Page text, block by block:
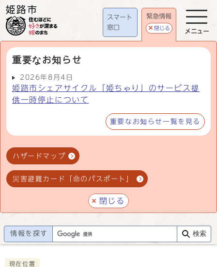
スマート
窓口
緊急情報
閉じる
重要なお知らせ
2026年8月4日
姫路市シェアサイクル「姫ちゃり」のサービス提
供一時停止について
重要なお知らせ一覧を見る
ハザードマップ
災害避難カード「命のパスポート」
閉じる
メニュー
情報を探す 検索
現在位置